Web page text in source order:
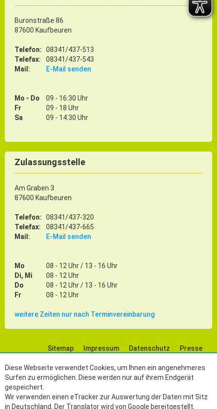
Buronstraße 86
87600 Kaufbeuren
Telefon:
08341/437-513
Telefax:
08341/437-543
Mail:
E-Mail senden
Mo - Do
09 - 16:30 Uhr
Fr
09 - 18 Uhr
Sa
09 - 14:30 Uhr
Zulassungsstelle
Am Graben 3
87600 Kaufbeuren
Telefon:
08341/437-320
Telefax:
08341/437-665
Mail:
E-Mail senden
Mo
08 - 12 Uhr / 13 - 16 Uhr
Di, Mi
08 - 12 Uhr
Do
08 - 12 Uhr / 13 - 16 Uhr
Fr
08 - 12 Uhr
weitere Zeiten nur nach Terminvereinbarung
Sitemap Impressum Datenschutz
Presse
Diese Webseite verwendet Cookies, um Ihnen ein angenehmeres
Surfen zu ermöglichen. Diese werden nur auf ihrem Endgerät
gespeichert.
Wir verwenden einen eTracker zur Auswertung der Daten mit Sitz
in Deutschland. Der Translator wird von Google bereitgestellt.